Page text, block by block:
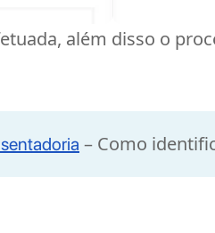
além disso o
– Como